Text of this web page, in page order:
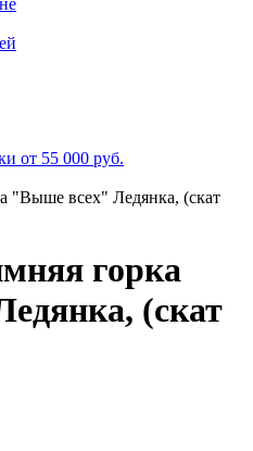
от 55 000 руб.
"Выше всех" Ледянка, (скат
горка
(скат